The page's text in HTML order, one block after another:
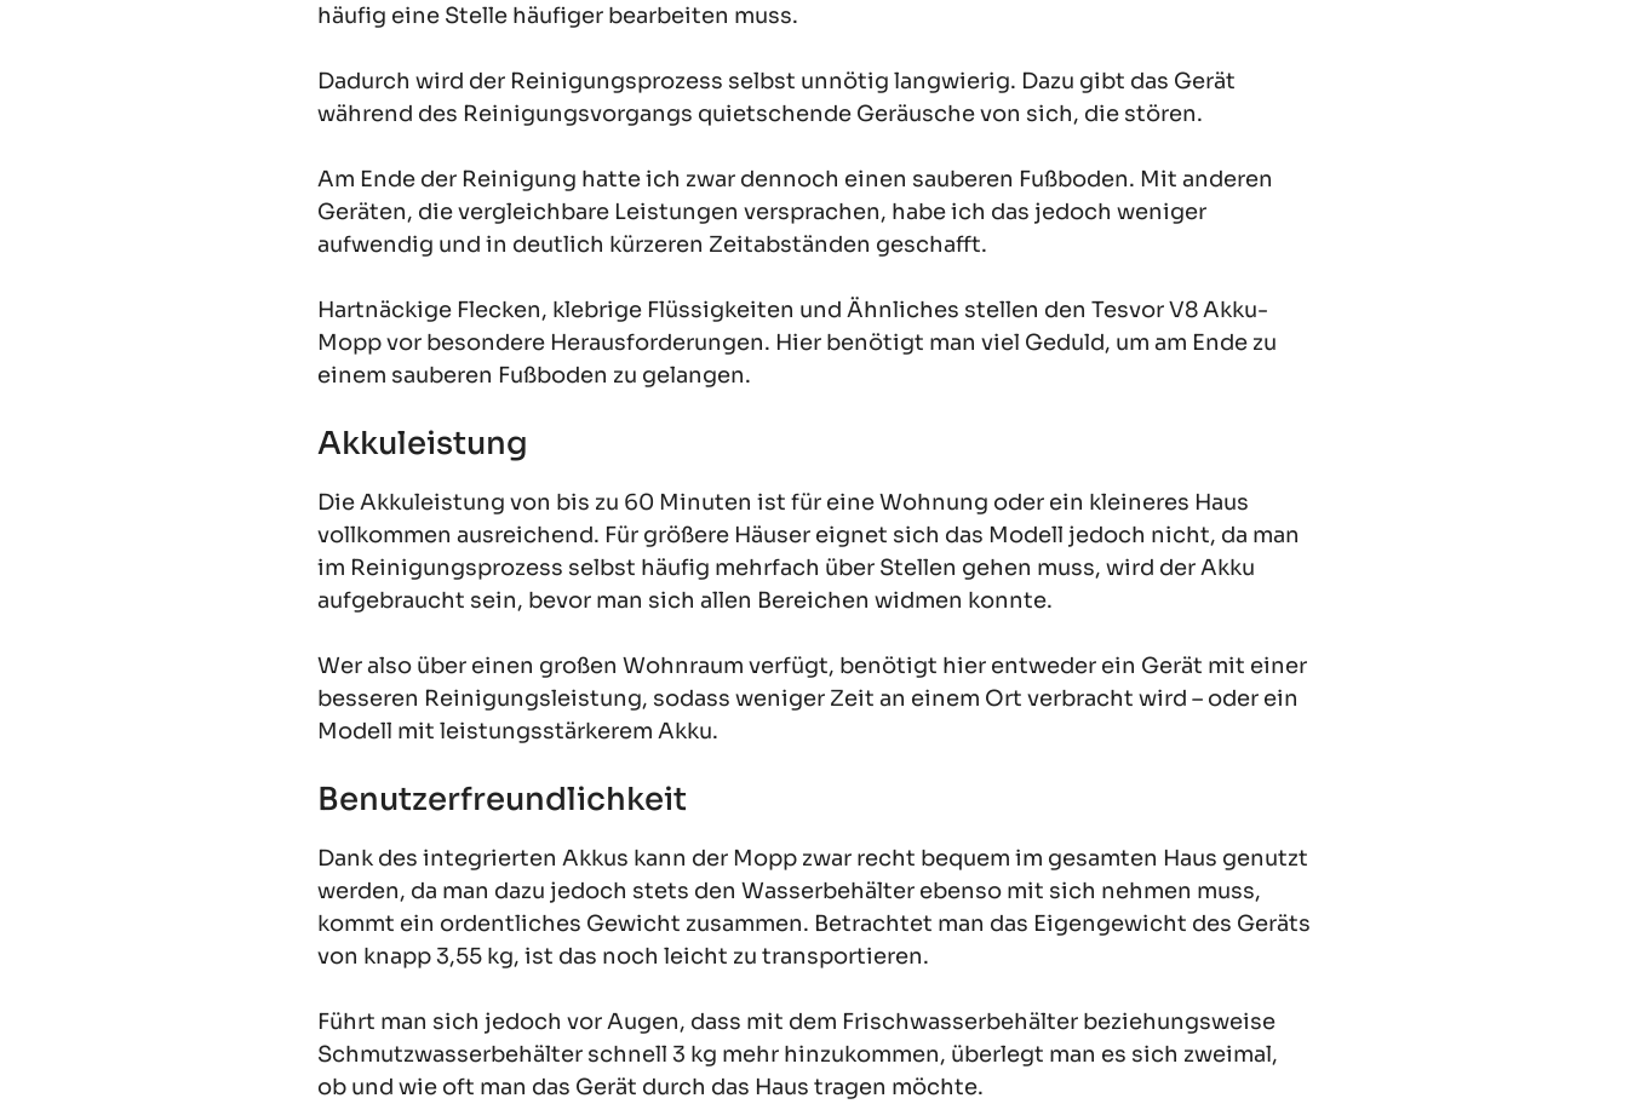
häufig eine Stelle häufiger bearbeiten muss.
Dadurch wird der Reinigungsprozess selbst unnötig langwierig. Dazu gibt das Gerät
während des Reinigungsvorgangs quietschende Geräusche von sich, die stören.
Am Ende der Reinigung hatte ich zwar dennoch einen sauberen Fußboden. Mit anderen
Geräten, die vergleichbare Leistungen versprachen, habe ich das jedoch weniger
aufwendig und in deutlich kürzeren Zeitabständen geschafft.
Hartnäckige Flecken, klebrige Flüssigkeiten und Ähnliches stellen den Tesvor V8 Akku-
Mopp vor besondere Herausforderungen. Hier benötigt man viel Geduld, um am Ende zu
einem sauberen Fußboden zu gelangen.
Akkuleistung
Die Akkuleistung von bis zu 60 Minuten ist für eine Wohnung oder ein kleineres Haus
vollkommen ausreichend. Für größere Häuser eignet sich das Modell jedoch nicht, da man
im Reinigungsprozess selbst häufig mehrfach über Stellen gehen muss, wird der Akku
aufgebraucht sein, bevor man sich allen Bereichen widmen konnte.
Wer also über einen großen Wohnraum verfügt, benötigt hier entweder ein Gerät mit einer
besseren Reinigungsleistung, sodass weniger Zeit an einem Ort verbracht wird – oder ein
Modell mit leistungsstärkerem Akku.
Benutzerfreundlichkeit
Dank des integrierten Akkus kann der Mopp zwar recht bequem im gesamten Haus genutzt
werden, da man dazu jedoch stets den Wasserbehälter ebenso mit sich nehmen muss,
kommt ein ordentliches Gewicht zusammen. Betrachtet man das Eigengewicht des Geräts
von knapp 3,55 kg, ist das noch leicht zu transportieren.
Führt man sich jedoch vor Augen, dass mit dem Frischwasserbehälter beziehungsweise
Schmutzwasserbehälter schnell 3 kg mehr hinzukommen, überlegt man es sich zweimal,
ob und wie oft man das Gerät durch das Haus tragen möchte.